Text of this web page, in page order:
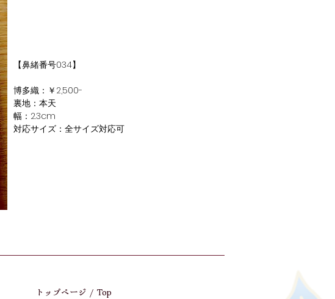
【鼻緒番号034】
博多織：￥2,500-
裏地：本天
幅：2.3cm
対応サイズ：全サイズ対応可
トップページ / Top